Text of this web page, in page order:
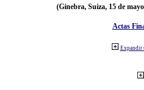
(Ginebra, Suiza, 15 de
Actas
Expandir